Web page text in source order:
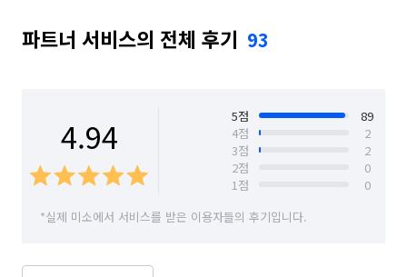
서울 서대문구 서울 서초구 서울 성동구
서울 은평구
서울 종로구 서울 중랑구
파트너 서비스의 전체 후기 93
4.94 5점
89
4점
2
3점
2
2점
0
1점
0
*실제 미소에서 서비스를 받은 이용자들의 후기입니다.